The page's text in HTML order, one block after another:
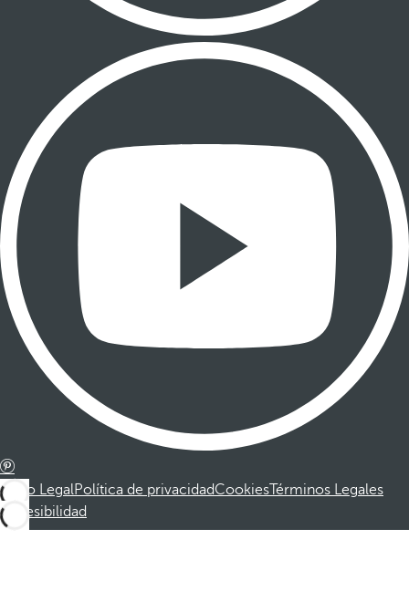
Aviso LegalPolítica de privacidadCookiesTérminos Legales
Accesibilidad